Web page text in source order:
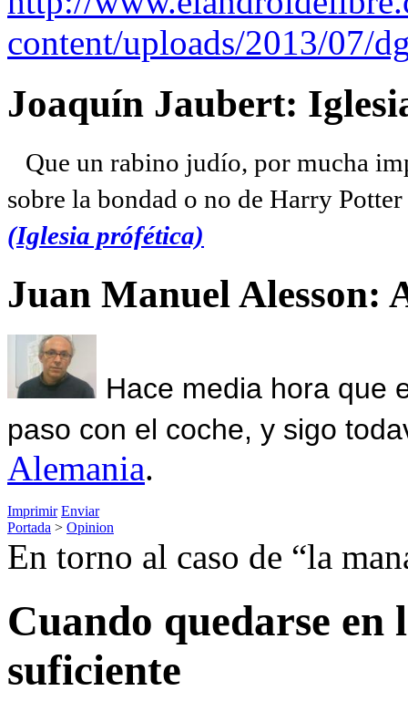
content/uploads/2013/07/
Joaquín Jaubert:
Que un rabino judío, por mucha
sobre la bondad o no de Harry
(Iglesia prófética)
Juan Manuel Alesson:
Hace media hora que
paso con el coche, y sigo
Alemania.
Imprimir Enviar
Portada > Opinion
En torno al caso de “la
Cuando quedarse en
suficiente